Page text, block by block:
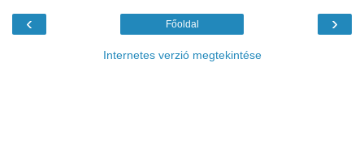
‹ ›
Főoldal
Internetes verzió megtekintése